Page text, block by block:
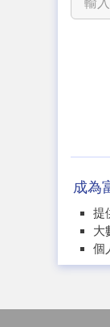
成為
提
大
個